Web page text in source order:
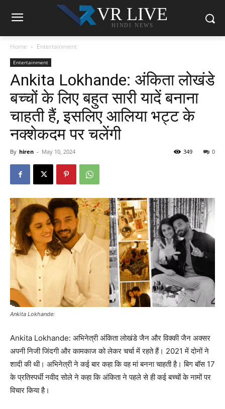
VR LIVE
HINDI NEWS
Home Entertainment
Entertainment
Ankita Lokhande: अंकिता लोखंडे
बच्चों के लिए बहुत सारी यादें बनाना
चाहती हैं, इसलिए आलिया भट्ट के
नक्शेकदम पर चलेंगी
By hiren - May 10, 2024 0
349
Ankita Lokhande:
Ankita Lokhande: अभिनेत्री अंकिता लोखंडे जैन और विक्की जैन अक्सर
अपनी निजी जिंदगी और कामकाज को लेकर चर्चा में रहते हैं। 2021 में दोनों ने
शादी की थी। अभिनेत्री ने कई बार कहा कि वह मां बनना चाहती है। बिग बॉस 17
के प्रतिस्पर्धी नवीद सोले ने कहा कि अंकिता ने पहले से ही कई बच्चों के नामों पर
विचार किया है।